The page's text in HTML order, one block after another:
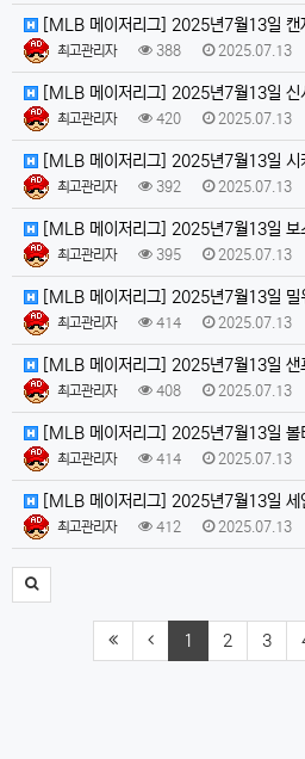
[MLB 메이저리그] 2025년7월13일 캔
최고관리자 388 2025.07.13
[MLB 메이저리그] 2025년7월13일 신
최고관리자 420 2025.07.13
[MLB 메이저리그] 2025년7월13일 시
최고관리자 392 2025.07.13
[MLB 메이저리그] 2025년7월13일 보
최고관리자 395 2025.07.13
[MLB 메이저리그] 2025년7월13일 밀
최고관리자 414 2025.07.13
[MLB 메이저리그] 2025년7월13일 샌
최고관리자 408 2025.07.13
[MLB 메이저리그] 2025년7월13일 볼
최고관리자 414 2025.07.13
[MLB 메이저리그] 2025년7월13일 세
최고관리자 412 2025.07.13
1 2 3